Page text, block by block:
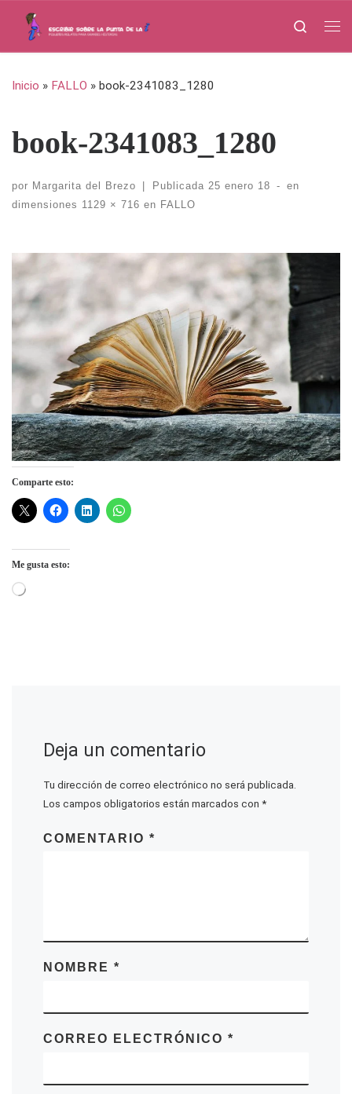
Saltar al contenido
Search
Inicio » FALLO » book-2341083_1280
book-2341083_1280
por Margarita del Brezo Publicada 25 enero 18 -
en
dimensiones 1129 × 716 en FALLO
Navegación de imágenes
Comparte esto:
Me gusta esto:
Cargando...
Deja un comentario
Tu dirección de correo electrónico no será publicada.
Los campos obligatorios están marcados con *
COMENTARIO *
NOMBRE *
CORREO ELECTRÓNICO *